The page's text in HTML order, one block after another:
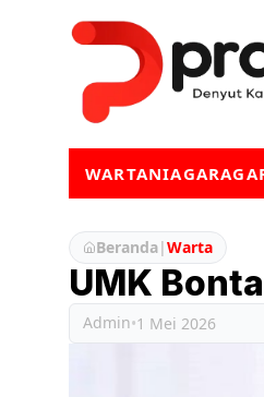
WARTANIAGARAGA
Beranda|Warta
UMK
Admin•1 Mei 2026